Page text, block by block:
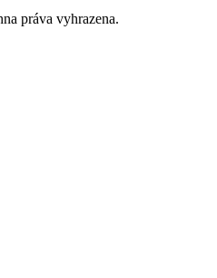
práva vyhrazena.